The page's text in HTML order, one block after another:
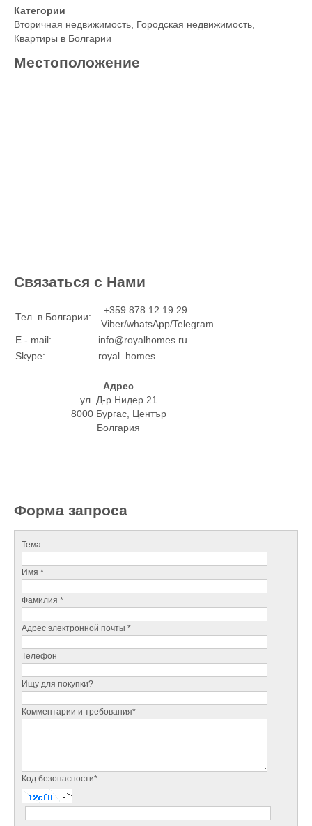
Категории
Вторичная недвижимость, Городская недвижимость,
Квартиры в Болгарии
Местоположение
Связаться с Нами
Тел. в Болгарии:
+359 878 12 19 29
Viber/whatsApp/Telegram
E - mail:
info@royalhomes.ru
Skype:
royal_homes
Адрес
ул. Д-р Нидер 21
8000 Бургас, Център
Болгария
Форма запроса
Тема
Имя *
Фамилия *
Адрес электронной почты *
Телефон
Ищу для покупки?
Комментарии и требования*
Код безопасности*